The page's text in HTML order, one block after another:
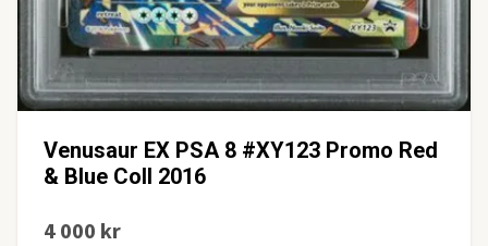
Venusaur EX PSA 8 #XY123 Promo Red
& Blue Coll 2016
4 000 kr